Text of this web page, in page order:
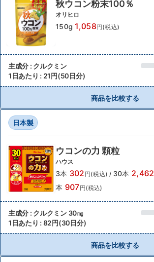
秋ウコン粉末100％
オリヒロ
150g 1,058円(税込)
主成分 : クルクミン
1日あたり : 21円(50日分)
商品を比較する
日本製
ウコンの力 顆粒
ハウス
3本 302 円(税込) / 30本 2,462
本 907円(税込)
主成分 : クルクミン 30㎎
1日あたり : 82円(30日分)
商品を比較する